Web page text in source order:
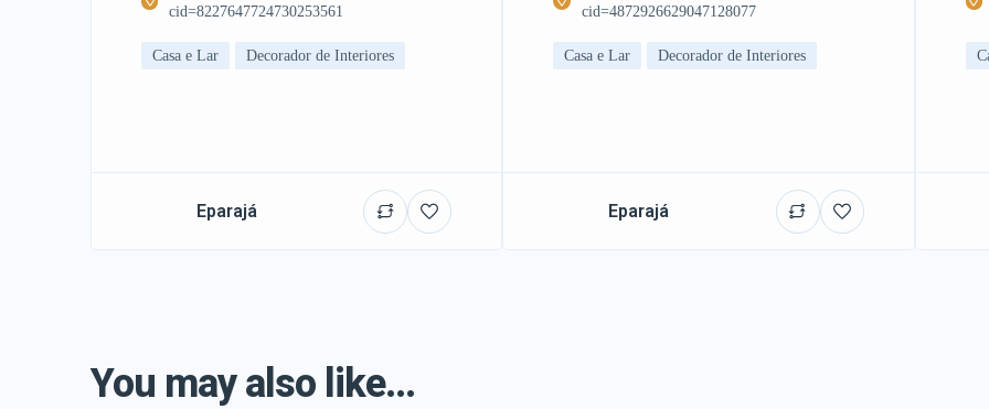
cid=8227647724730253561
Casa e Lar Decorador de Interiores
Eparajá
cid=4872926629047128077
Casa e Lar Decorador de Interiores
Eparajá
You may also like...